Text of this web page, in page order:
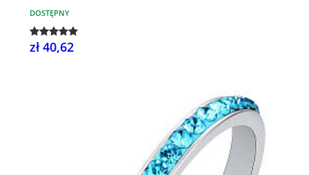
DOSTĘPNY
zł 40,62